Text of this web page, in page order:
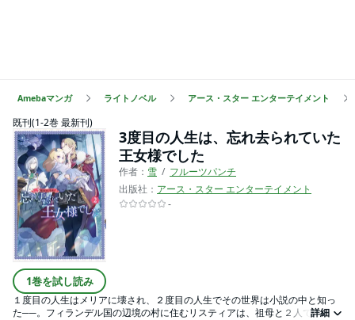
Amebaマンガ ライトノベル アース・スター エンターテイメント
既刊(1-2巻 最新刊)
1巻を試し読み
3度目の人生は、忘れ去られていた
王女様でした
作者： 雪
フルーツパンチ
出版社： アース・スター エンターテイメント
-
１度目の人生はメリアに壊され、２度目の人生でその世界は小説の中と知っ
た──。フィランデル国の辺境の村に住むリスティアは、祖母と２人で貧しい
詳細